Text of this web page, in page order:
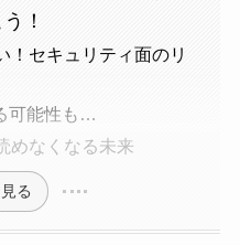
！
！セキュリティ面のリ
可能性も…
めなくなる未来
る